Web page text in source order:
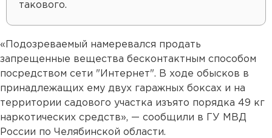
такового.
«Подозреваемый намеревался продать
запрещенные вещества бесконтактным способом
посредством сети "Интернет". В ходе обысков в
принадлежащих ему двух гаражных боксах и на
территории садового участка изъято порядка 49 кг
наркотических средств», — сообщили в ГУ МВД
России по Челябинской области.